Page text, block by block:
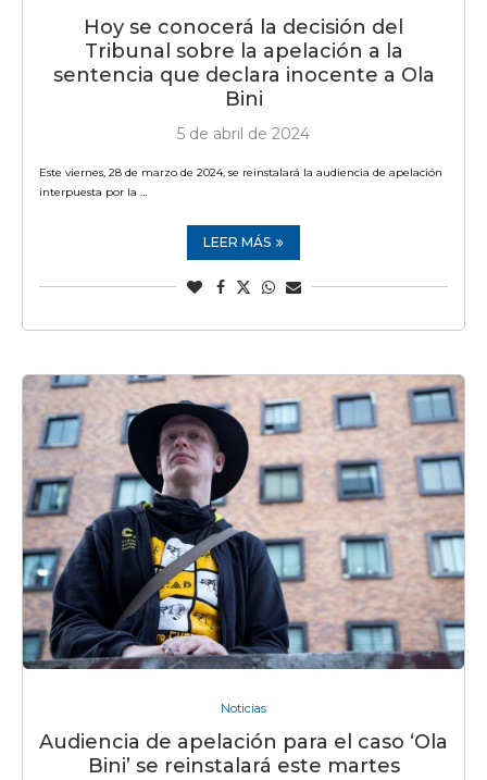
Hoy se conocerá la decisión del
Tribunal sobre la apelación a la
sentencia que declara inocente a Ola
Bini
5 de abril de 2024
Este viernes, 28 de marzo de 2024, se reinstalará la audiencia de apelación
interpuesta por la …
LEER MÁS
Noticias
Audiencia de apelación para el caso ‘Ola
Bini’ se reinstalará este martes